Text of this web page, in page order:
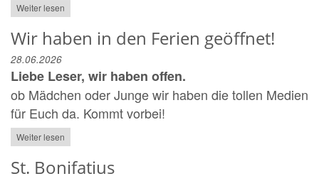
Weiter lesen
Wir haben in den Ferien geöffnet!
28.06.2026
Liebe Leser, wir haben offen.
ob Mädchen oder Junge wir haben die tollen Medien
für Euch da. Kommt vorbei!
Weiter lesen
St. Bonifatius